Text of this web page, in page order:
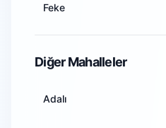
Bilecik
Bingöl
Feke
Diğer Mahalleler
Adalı